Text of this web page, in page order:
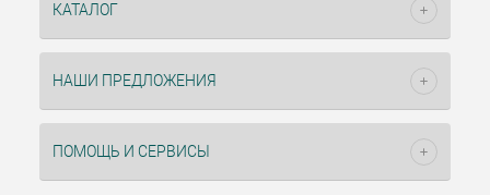
КАТАЛОГ
НАШИ ПРЕДЛОЖЕНИЯ
ПОМОЩЬ И СЕРВИСЫ